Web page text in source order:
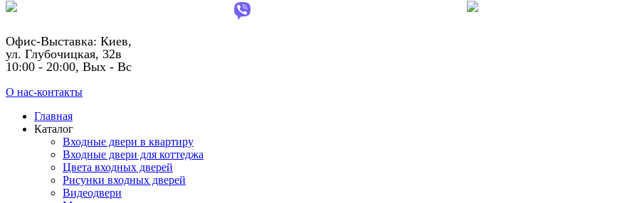
Офис-Выставка: Киев,
ул. Глубочицкая, 32в
10:00 - 20:00, Вых - Вс
О нас-контакты
Главная
Каталог
Входные двери в квартиру
Входные двери для коттеджа
Цвета входных дверей
Рисунки входных дверей
Видеодвери